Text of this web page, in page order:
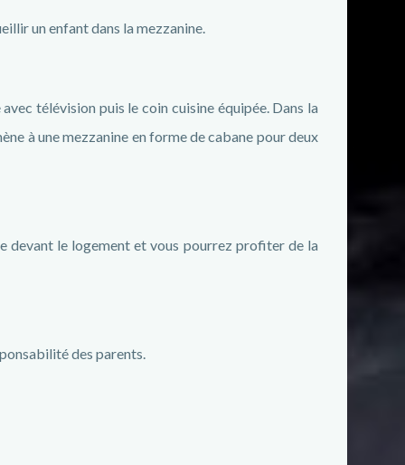
un enfant dans la mezzanine.
télévision puis le coin cuisine équipée. Dans la
à une mezzanine en forme de cabane pour deux
devant le logement et vous pourrez profiter de la
des parents.